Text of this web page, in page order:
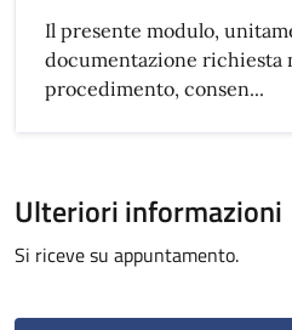
Il presente modulo,
documentazione richiesta
procedimento, consen...
Ulteriori informazioni
Si riceve su appuntamento.